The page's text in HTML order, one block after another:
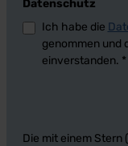
Datenschutz
Ich habe die
genommen und
einverstanden. *
Die mit einem Stern